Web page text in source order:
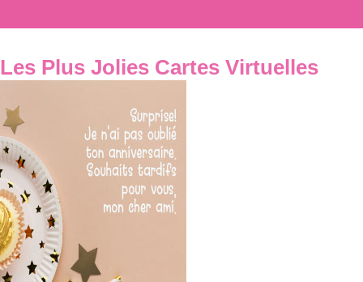
Les Plus Jolies Cartes Virtuelles